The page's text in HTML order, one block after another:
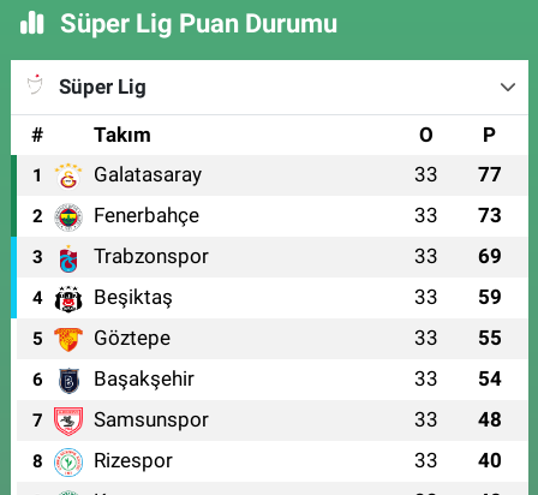
Süper Lig Puan Durumu
Süper Lig
#
Takım O P
1 Galatasaray 33 77
2 Fenerbahçe 33 73
3 Trabzonspor 33 69
4 Beşiktaş 33 59
5 Göztepe 33 55
6 Başakşehir 33 54
7 Samsunspor 33 48
8 Rizespor 33 40